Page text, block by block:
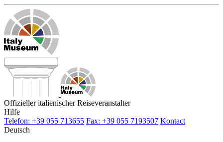
Offizieller italienischer Reiseveranstalter
Hilfe
Telefon: +39 055 713655 Fax: +39 055 7193507 Kontact
Deutsch